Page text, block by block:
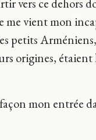
vers ce dehors
vient mon
petits
origines, étaient
mon entrée